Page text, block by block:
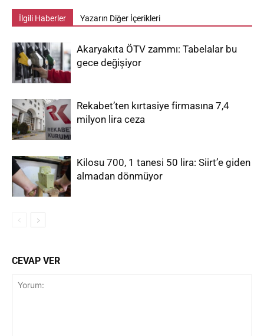
İlgili Haberler Yazarın Diğer İçerikleri
Akaryakıta ÖTV zammı: Tabelalar bu
gece değişiyor
Rekabet’ten kırtasiye firmasına 7,4
milyon lira ceza
Kilosu 700, 1 tanesi 50 lira: Siirt’e giden
almadan dönmüyor
CEVAP VER